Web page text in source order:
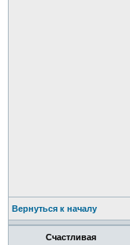
Вернуться к началу
Счастливая